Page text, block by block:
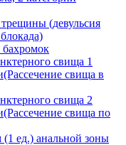
(девульсия
свища 1
свища в
свища 2
свища по
ед.) анальной зоны